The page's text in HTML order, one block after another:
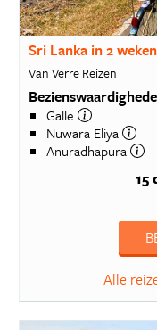
Sri Lanka in 2 weken
Van Verre Reizen
Galle
Nuwara Eliya
Anuradhapura
15
Alle